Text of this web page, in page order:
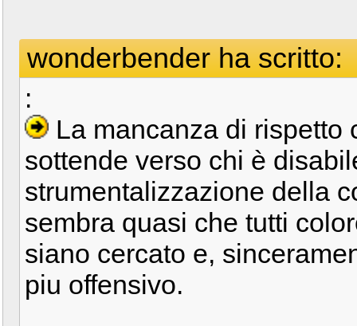
wonderbender ha scritto:
:
La mancanza di rispetto
sottende verso chi è
strumentalizzazione della
sembra quasi che tutti
siano cercato e,
piu offensivo.